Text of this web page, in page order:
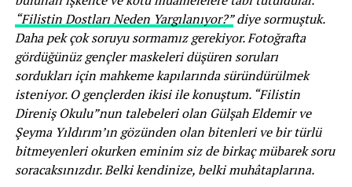
“Filistin Dostları Neden Yargılanıyor?”diye sormuştuk.
Daha pek çok soruyu sormamız gerekiyor. Fotoğrafta
gördüğünüz gençler maskeleri düşüren soruları
sordukları için mahkeme kapılarında süründürülmek
isteniyor. O gençlerden ikisi ile konuştum. “Filistin
Direniş Okulu”nun talebeleri olan Gülşah Eldemir ve
Şeyma Yıldırım’ın gözünden olan bitenleri ve bir türlü
bitmeyenleri okurken eminim siz de birkaç mübarek soru
soracaksınızdır. Belki kendinize, belki muhâtaplarına.